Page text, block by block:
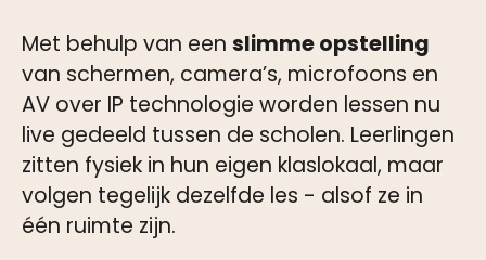
Met behulp van een slimme opstelling
van schermen, camera’s, microfoons en
AV over IP technologie worden lessen nu
live gedeeld tussen de scholen. Leerlingen
zitten fysiek in hun eigen klaslokaal, maar
volgen tegelijk dezelfde les - alsof ze in
één ruimte zijn.